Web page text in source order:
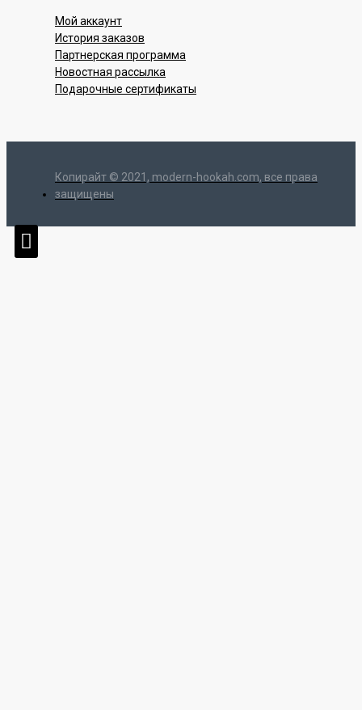
Мой аккаунт
История заказов
Партнерская программа
Новостная рассылка
Подарочные сертификаты
Копирайт © 2021, modern-hookah.com, все права
защищены